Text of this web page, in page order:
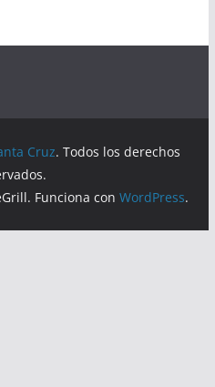
Cruz. Todos los derechos
Funciona conWordPress.